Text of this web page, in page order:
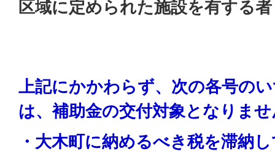
区域に定められた施設を有する者
上記にかかわらず、次の各号の
は、補助金の交付対象となりま
・大木町に納めるべき税を滞納